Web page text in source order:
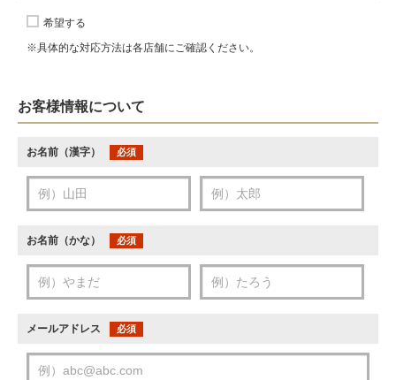
希望する
※具体的な対応方法は各店舗にご確認ください。
お客様情報について
お名前（漢字） 必須
お名前（かな） 必須
メールアドレス 必須